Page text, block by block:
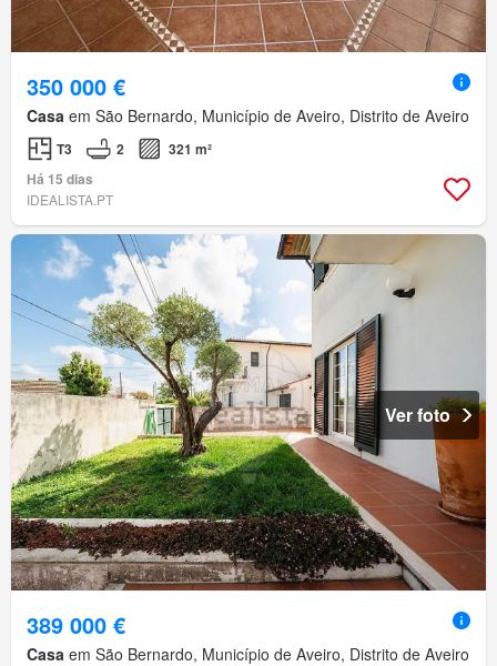
350 000 €
Casa em São Bernardo, Município de Aveiro, Distrito de Aveiro
T3 2
321 m²
Há 15 dias
IDEALISTA.PT
Ver foto
389 000 €
Casa em São Bernardo, Município de Aveiro, Distrito de Aveiro